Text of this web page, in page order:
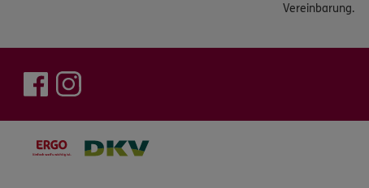
Vereinbarung.